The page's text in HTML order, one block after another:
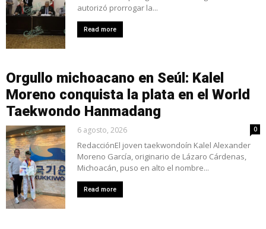
autorizó prorrogar la...
Read more
Orgullo michoacano en Seúl: Kalel
Moreno conquista la plata en el World
Taekwondo Hanmadang
6 agosto, 2026 0
RedacciónEl joven taekwondoín Kalel Alexander
Moreno García, originario de Lázaro Cárdenas,
Michoacán, puso en alto el nombre...
Read more